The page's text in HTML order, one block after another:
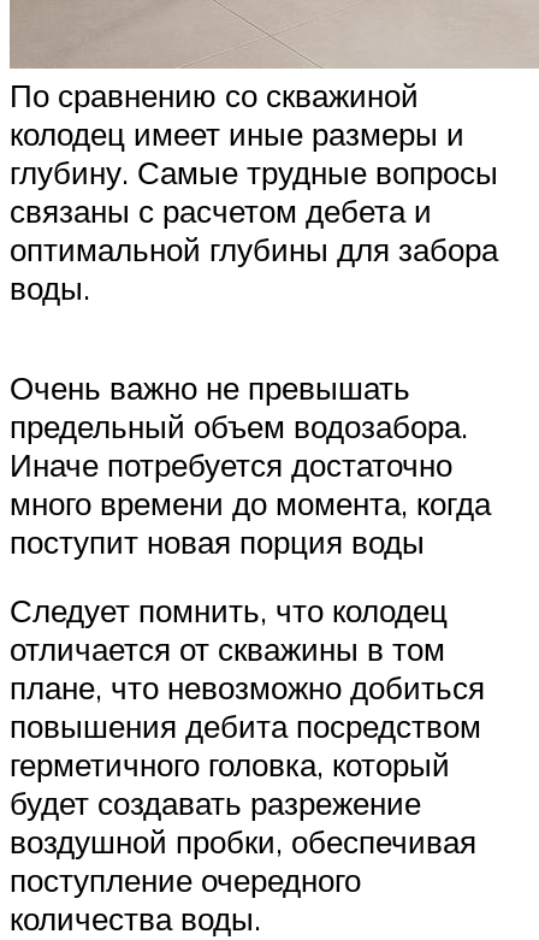
По сравнению со скважиной
колодец имеет иные размеры и
глубину. Самые трудные вопросы
связаны с расчетом дебета и
оптимальной глубины для забора
воды.
Очень важно не превышать
предельный объем водозабора.
Иначе потребуется достаточно
много времени до момента, когда
поступит новая порция воды
Следует помнить, что колодец
отличается от скважины в том
плане, что невозможно добиться
повышения дебита посредством
герметичного головка, который
будет создавать разрежение
воздушной пробки, обеспечивая
поступление очередного
количества воды.